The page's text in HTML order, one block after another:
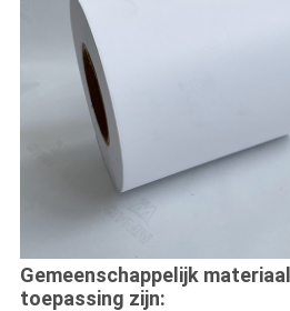
Gemeenschappelijk
toepassing zijn: